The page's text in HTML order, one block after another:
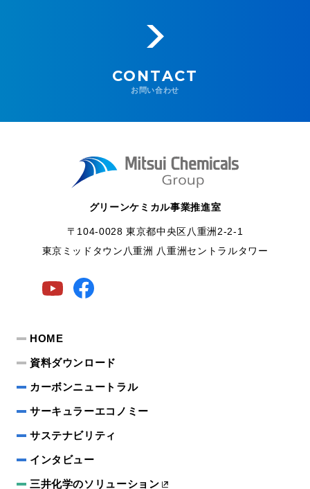
CONTACT
お問い合わせ
グリーンケミカル事業推進室
〒104-0028 東京都中央区八重洲2-2-1
東京ミッドタウン八重洲 八重洲セントラルタワー
HOME
資料ダウンロード
カーボンニュートラル
サーキュラーエコノミー
サステナビリティ
インタビュー
三井化学のソリューション